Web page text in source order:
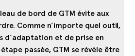
de bord de GTM évite aux
Comme n’importe quel outil,
d’adaptation et de prise en
passée, GTM se révèle être